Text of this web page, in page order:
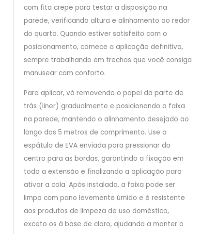
com fita crepe para testar a disposição na
parede, verificando altura e alinhamento ao redor
do quarto. Quando estiver satisfeito com o
posicionamento, comece a aplicação definitiva,
sempre trabalhando em trechos que você consiga
manusear com conforto.
Para aplicar, vá removendo o papel da parte de
trás (liner) gradualmente e posicionando a faixa
na parede, mantendo o alinhamento desejado ao
longo dos 5 metros de comprimento. Use a
espátula de EVA enviada para pressionar do
centro para as bordas, garantindo a fixação em
toda a extensão e finalizando a aplicação para
ativar a cola. Após instalada, a faixa pode ser
limpa com pano levemente úmido e é resistente
aos produtos de limpeza de uso doméstico,
exceto os à base de cloro, ajudando a manter o